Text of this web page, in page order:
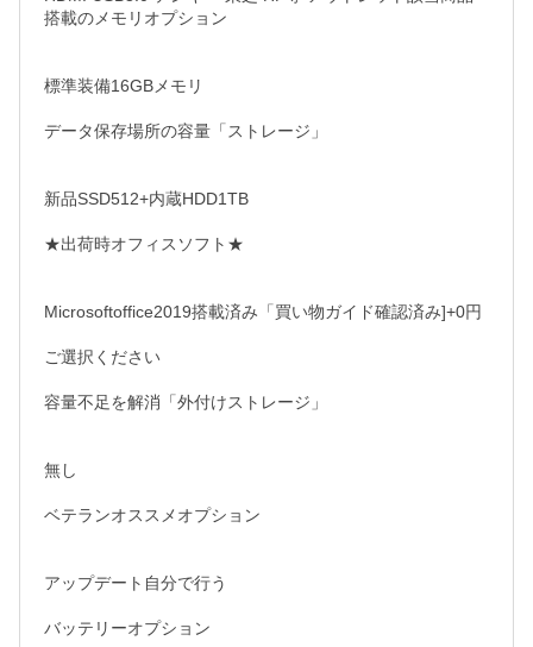
搭載のメモリオプション
標準装備16GBメモリ
データ保存場所の容量「ストレージ」
新品SSD512+内蔵HDD1TB
★出荷時オフィスソフト★
Microsoftoffice2019搭載済み「買い物ガイド確認済み]+0円
ご選択ください
容量不足を解消「外付けストレージ」
無し
ベテランオススメオプション
アップデート自分で行う
バッテリーオプション